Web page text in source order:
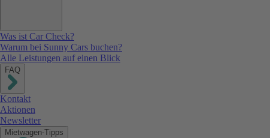
Was ist Car Check?
Warum bei Sunny Cars buchen?
Alle Leistungen auf einen Blick
FAQ
Kontakt
Aktionen
Newsletter
Mietwagen-Tipps